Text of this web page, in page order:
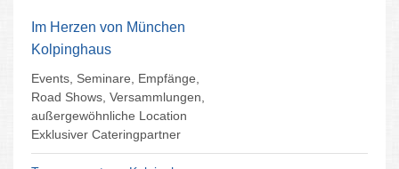
Im Herzen von München
Kolpinghaus
Events, Seminare, Empfänge,
Road Shows, Versammlungen,
außergewöhnliche Location
Exklusiver Cateringpartner